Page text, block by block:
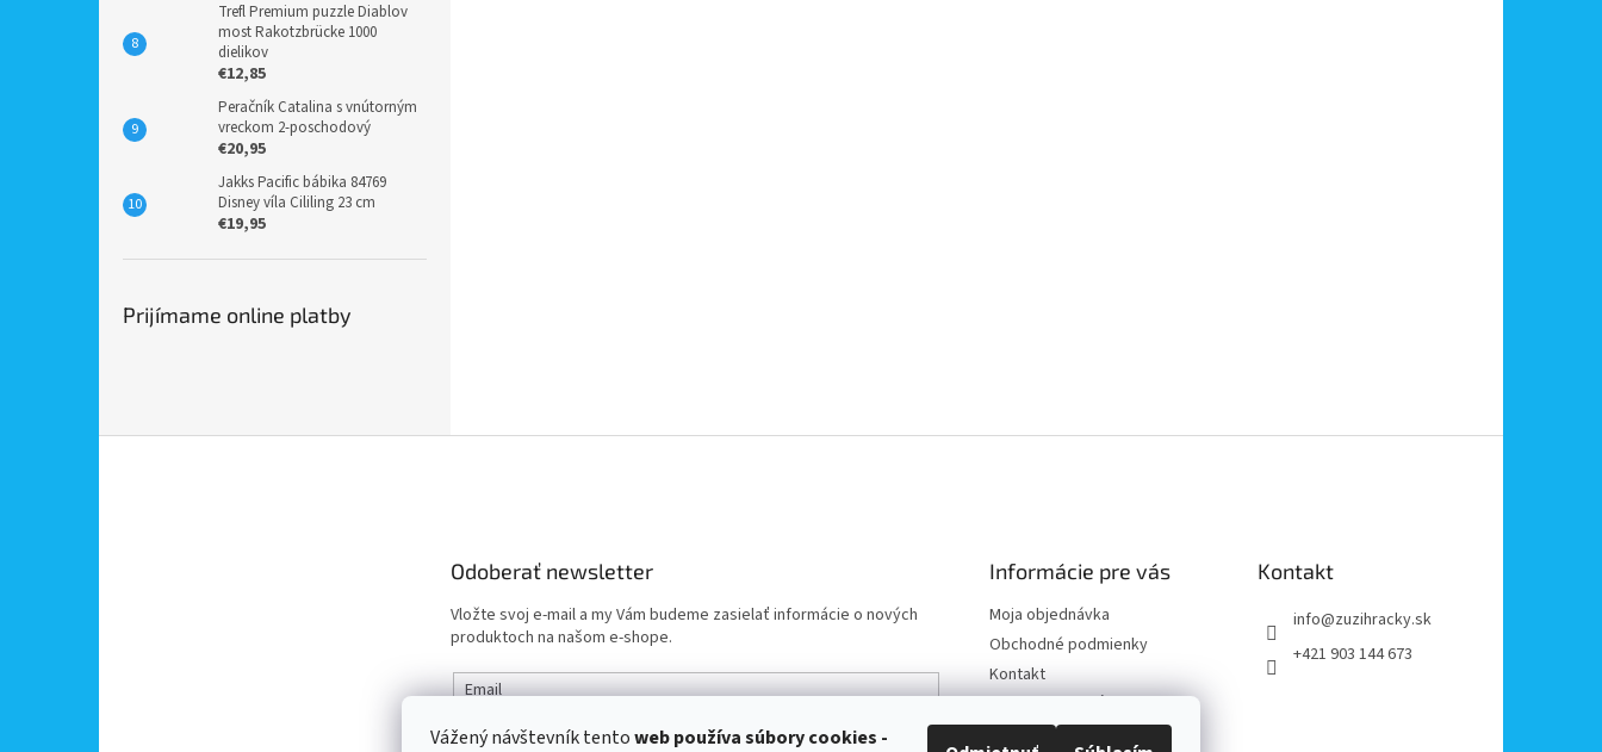
Vážený návštevník tentoweb používasúbory cookies -
Trefl Premium puzzle Diablov
most Rakotzbrücke 1000
dielikov
€12,85
Peračník Catalina s vnútorným
vreckom 2-poschodový
€20,95
Jakks Pacific bábika 84769
Disney víla Cililing 23 cm
€19,95
Prijímame online platby
Odoberať newsletter
Vložte svoj e-mail a my Vám budeme zasielať informácie o nových
produktoch na našom e-shope.
Email
Vložením e-mailu súhlasíte spodmienkami ochrany osobných
Informácie pre vás
Moja objednávka
Obchodné podmienky
Kontakt
Doprava a platba
Kontakt
info@zuzihracky.sk
+421 903 144 673